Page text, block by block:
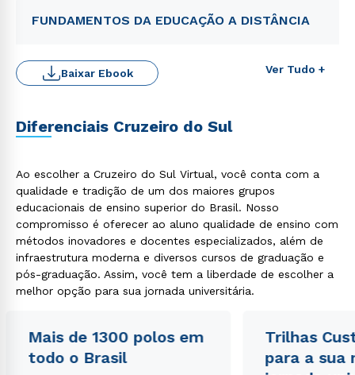
FUNDAMENTOS DA EDUCAÇÃO A DISTÂNCIA
Ver Tudo +
Baixar Ebook
Diferenciais Cruzeiro do Sul
Ao escolher a Cruzeiro do Sul Virtual, você conta com a
qualidade e tradição de um dos maiores grupos
educacionais de ensino superior do Brasil. Nosso
compromisso é oferecer ao aluno qualidade de ensino com
métodos inovadores e docentes especializados, além de
infraestrutura moderna e diversos cursos de graduação e
pós-graduação. Assim, você tem a liberdade de escolher a
melhor opção para sua jornada universitária.
Mais de 1300 polos em
todo o Brasil
Trilhas
para a sua
Rápido e fácil
WhatsApp
ou
Estou de acordo com a Política de Privacidade.e